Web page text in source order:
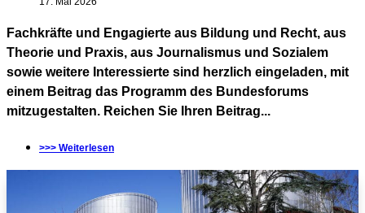
Fachkräfte und Engagierte aus Bildung und Recht, aus
Theorie und Praxis, aus Journalismus und Sozialem
sowie weitere Interessierte sind herzlich eingeladen, mit
einem Beitrag das Programm des Bundesforums
mitzugestalten. Reichen Sie Ihren Beitrag...
>>> Weiterlesen